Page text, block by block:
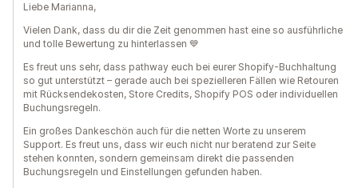
Liebe Marianna,
Vielen Dank, dass du dir die Zeit genommen hast eine so ausführliche
und tolle Bewertung zu hinterlassen 💙
Es freut uns sehr, dass pathway euch bei eurer Shopify-Buchhaltung
so gut unterstützt – gerade auch bei spezielleren Fällen wie Retouren
mit Rücksendekosten, Store Credits, Shopify POS oder individuellen
Buchungsregeln.
Ein großes Dankeschön auch für die netten Worte zu unserem
Support. Es freut uns, dass wir euch nicht nur beratend zur Seite
stehen konnten, sondern gemeinsam direkt die passenden
Buchungsregeln und Einstellungen gefunden haben.